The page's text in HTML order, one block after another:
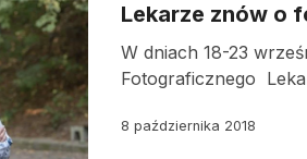
Lekarze znów o
W dniach 18-23
Fotograficznego
8 października 2018